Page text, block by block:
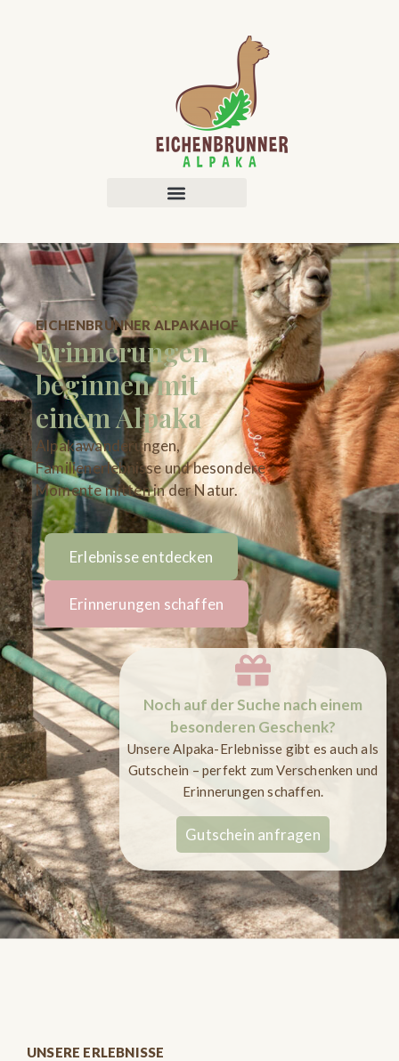
EICHENBRUNNER ALPAKAHOF
Erinnerungen
beginnen mit
einem Alpaka
Alpakawanderungen,
Familienerlebnisse und besondere
Momente mitten in der Natur.
Erlebnisse entdecken
Erinnerungen schaffen
Noch auf der Suche nach einem
besonderen Geschenk?
Unsere Alpaka-Erlebnisse gibt es auch als
Gutschein – perfekt zum Verschenken und
Erinnerungen schaffen.
Gutschein anfragen
UNSERE ERLEBNISSE